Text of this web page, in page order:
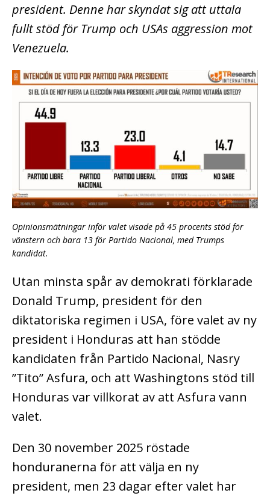
president. Denne har skyndat sig att uttala
fullt stöd för Trump och USAs aggression mot
Venezuela.
Opinionsmätningar inför valet visade på 45 procents stöd för
vänstern och bara 13 för Partido Nacional, med Trumps
kandidat.
Utan minsta spår av demokrati förklarade
Donald Trump, president för den
diktatoriska regimen i USA, före valet av ny
president i Honduras att han stödde
kandidaten från Partido Nacional, Nasry
”Tito” Asfura, och att Washingtons stöd till
Honduras var villkorat av att Asfura vann
valet.
Den 30 november 2025 röstade
honduranerna för att välja en ny
president, men 23 dagar efter valet har